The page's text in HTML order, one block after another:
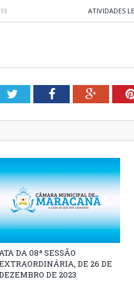
ATIVIDADES
TwitterFacebook
DA 08ª SESSÃO
DE 26 DE
DE 2023